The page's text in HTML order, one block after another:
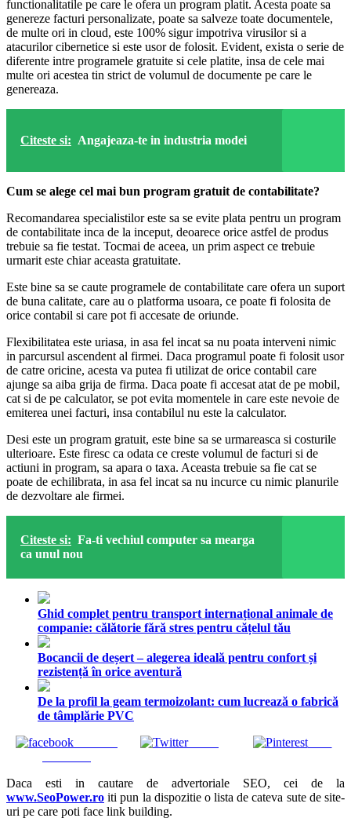
functionalitatile pe care le ofera un program platit. Acesta poate sa
genereze facturi personalizate, poate sa salveze toate documentele,
de multe ori in cloud, este 100% sigur impotriva virusilor si a
atacurilor cibernetice si este usor de folosit. Evident, exista o serie de
diferente intre programele gratuite si cele platite, insa de cele mai
multe ori acestea tin strict de volumul de documente pe care le
genereaza.
Citeste si: Angajeaza-te in industria modei
Cum se alege cel mai bun program gratuit de contabilitate?
Recomandarea specialistilor este sa se evite plata pentru un program
de contabilitate inca de la inceput, deoarece orice astfel de produs
trebuie sa fie testat. Tocmai de aceea, un prim aspect ce trebuie
urmarit este chiar aceasta gratuitate.
Este bine sa se caute programele de contabilitate care ofera un suport
de buna calitate, care au o platforma usoara, ce poate fi folosita de
orice contabil si care pot fi accesate de oriunde.
Flexibilitatea este uriasa, in asa fel incat sa nu poata interveni nimic
in parcursul ascendent al firmei. Daca programul poate fi folosit usor
de catre oricine, acesta va putea fi utilizat de orice contabil care
ajunge sa aiba grija de firma. Daca poate fi accesat atat de pe mobil,
cat si de pe calculator, se pot evita momentele in care este nevoie de
emiterea unei facturi, insa contabilul nu este la calculator.
Desi este un program gratuit, este bine sa se urmareasca si costurile
ulterioare. Este firesc ca odata ce creste volumul de facturi si de
actiuni in program, sa apara o taxa. Aceasta trebuie sa fie cat se
poate de echilibrata, in asa fel incat sa nu incurce cu nimic planurile
de dezvoltare ale firmei.
Citeste si: Fa-ti vechiul computer sa mearga
ca unul nou
Ghid complet pentru transport internațional animale de
companie: călătorie fără stres pentru cățelul tău
Bocancii de deșert – alegerea ideală pentru confort și
rezistență în orice aventură
De la profil la geam termoizolant: cum lucrează o fabrică
de tâmplărie PVC
Tweet Save
Daca esti in cautare de advertoriale SEO, cei de la
www.SeoPower.ro iti pun la dispozitie o lista de cateva sute de site-
uri pe care poti face link building.